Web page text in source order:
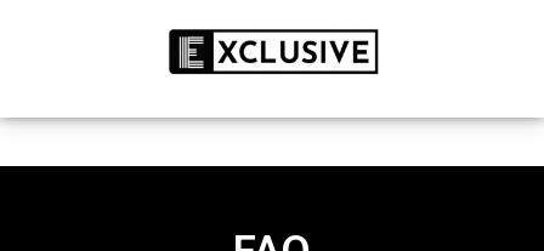
SCONTO DEL 50% SOLO PER OGGI
ACQUISTA SUBITO